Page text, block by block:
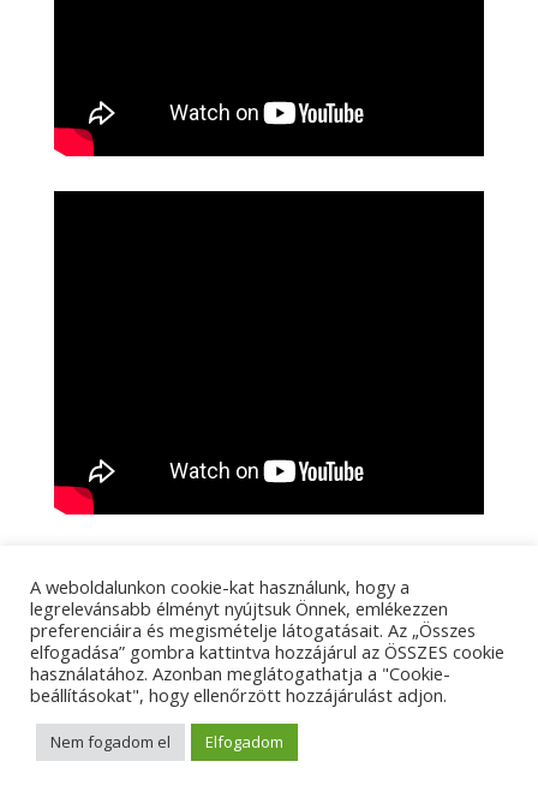
A weboldalunkon cookie-kat használunk, hogy a
legrelevánsabb élményt nyújtsuk Önnek, emlékezzen
preferenciáira és megismételje látogatásait. Az „Összes
elfogadása” gombra kattintva hozzájárul az ÖSSZES cookie
használatához. Azonban meglátogathatja a "Cookie-
beállításokat", hogy ellenőrzött hozzájárulást adjon.
Nem fogadom el Elfogadom